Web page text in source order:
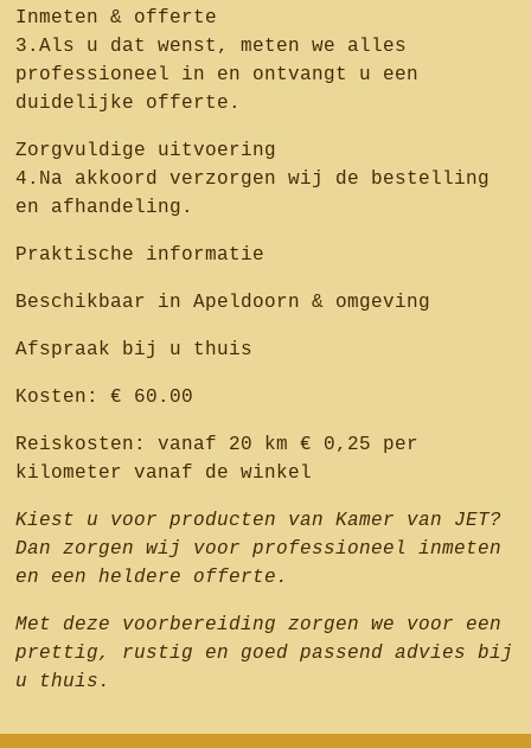
Inmeten & offerte
3.Als u dat wenst, meten we alles
professioneel in en ontvangt u een
duidelijke offerte.
Zorgvuldige uitvoering
4.Na akkoord verzorgen wij de bestelling
en afhandeling.
Praktische informatie
Beschikbaar in Apeldoorn & omgeving
Afspraak bij u thuis
Kosten: € 60.00
Reiskosten: vanaf 20 km € 0,25 per
kilometer vanaf de winkel
Kiest u voor producten van Kamer van JET?
Dan zorgen wij voor professioneel inmeten
en een heldere offerte.
Met deze voorbereiding zorgen we voor een
prettig, rustig en goed passend advies bij
u thuis.